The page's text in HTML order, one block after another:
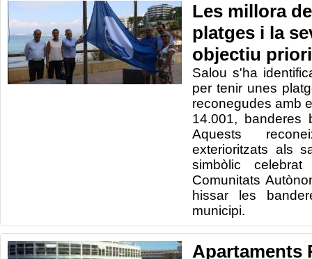
Les millora
platges i la
objectiu
Salou s'ha
per tenir unes
reconegudes amb
14.001,
Aquests
exterioritzats als
simbòlic
Comunitats
hissar les
municipi.
Apartaments